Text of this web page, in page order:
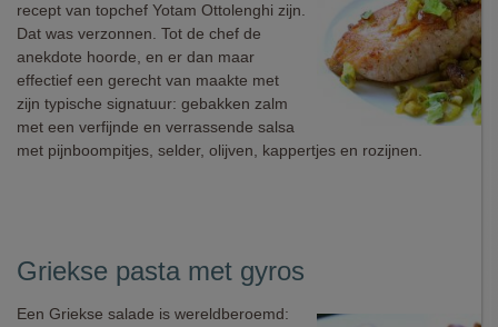
recept van topchef Yotam Ottolenghi zijn.
Dat was verzonnen. Tot de chef de
anekdote hoorde, en er dan maar
effectief een gerecht van maakte met
zijn typische signatuur: gebakken zalm
met een verfijnde en verrassende salsa
met pijnboompitjes, selder, olijven, kappertjes en rozijnen.
Griekse pasta met gyros
Een Griekse salade is wereldberoemd: